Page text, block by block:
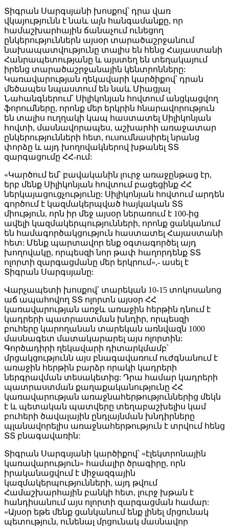
Տիգրան Սարգսյանի խոսքով՝ դրա վառ
վկայությունն է նաև այն հանգամանքը, որ
համաշխարհային ճանաչում ունեցող
ընկերություններն այսօր տարածաշրջանում
նախապատվությունը տալիս են հենց Հայաստանի
Հանրապետությանը և այստեղ են տեղակայում
իրենց տարածաշրջանային կենտրոնները:
Կառավարության ղեկավարի կարծիքով՝ դրան
մեծապես նպաստում են նաև Միացյալ
Նահանգներում՝ Սիլիկոնյան հովտում անցկացվող
ֆորումները, որոնք մեր երկրին հնարավորություն
են տալիս ուղղակի կապ հաստատել Սիլիկոնյան
հովտի, մասնավորապես, աշխարհի առաջատար
ընկերությունների հետ, ուսումնասիրել նրանց
փորձը և այդ խողովակներով խթանել ՏՏ
զարգացումը ՀՀ-ում:
«Կարծում եմ՝ բավականին լուրջ առաջընթաց էր,
երբ մենք Սիլիկոնյան հովտում բացեցինք ՀՀ
ներկայացուցչությունը: Սիլիկոնյան հովտում արդեն
գործում է կազմակերպված հայկական ՏՏ
միություն, որն իր մեջ այսօր ներառում է 100-ից
ավելի կազմակերպությունների, որոնք ցանկանում
են համագործակցություն հաստատել Հայաստանի
հետ: Մենք պարտավոր ենք օգտագործել այդ
խողովակը, որպեսզի նոր թափ հաղորդենք ՏՏ
ոլորտի զարգացմանը մեր երկրում»,- ասել է
Տիգրան Սարգսյանը:
Վարչապետի խոսքով՝ տարեկան 10-15 տոկոսանոց
աճ ապահովող ՏՏ ոլորտն այսօր ՀՀ
կառավարության առջև առաջին հերթին դնում է
կադրերի պատրաստման խնդիր, որպեսզի
բուհերը կարողանան տարեկան առնվազն 1000
մասնագետ մատակարարել այս ոլորտին:
Գործադիրի ղեկավարի դիտարկմամբ՝
մրցակցությունն այս բնագավառում ուժգնանում է
առաջին հերթին բարձր որակի կադրերի
ներգրավման տեսակետից: Դրա համար կադրերի
պատրաստման քաղաքականությունը ՀՀ
կառավարության առաջնահերթություններից մեկն
է և պետական պատվերը տեղաբաշխելիս կամ
բուհերի ծավալային ընդլայնման խնդիրները
պլանավորելիս առաջնահերթություն է տրվում հենց
ՏՏ բնագավառին:
Տիգրան Սարգսյանի կարծիքով՝ «էլեկտրոնային
կառավարություն» համալիր ծրագիրը, որն
իրականացվում է միջազգային
կազմակերպությունների, այդ թվում
Համաշխարհային բանկի հետ, լուրջ խթան է
հանդիսանում այս ոլորտի զարգացման համար:
«Այսօր եթե մենք ցանկանում ենք լինել մրցունակ
պետություն, ունենալ մրցունակ մասնավոր